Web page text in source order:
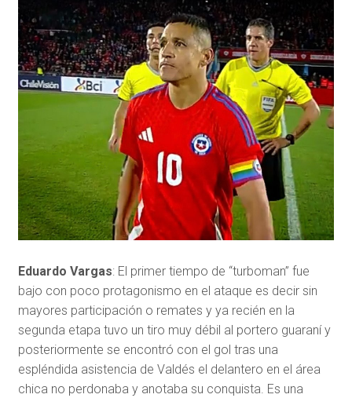
Eduardo Vargas: El primer tiempo de “turboman” fue
bajo con poco protagonismo en el ataque es decir sin
mayores participación o remates y ya recién en la
segunda etapa tuvo un tiro muy débil al portero guaraní y
posteriormente se encontró con el gol tras una
espléndida asistencia de Valdés el delantero en el área
chica no perdonaba y anotaba su conquista. Es una